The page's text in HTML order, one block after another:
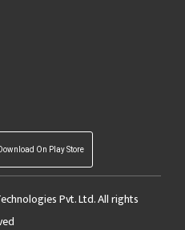
Download On Play Store
Pvt. Ltd. All rights